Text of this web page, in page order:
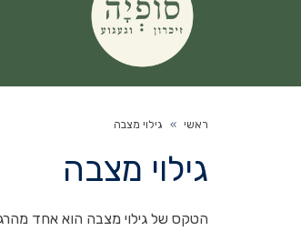
ראשי » גילוי מצבה
גילוי מצבה
הטקס של גילוי מצבה הוא אחד